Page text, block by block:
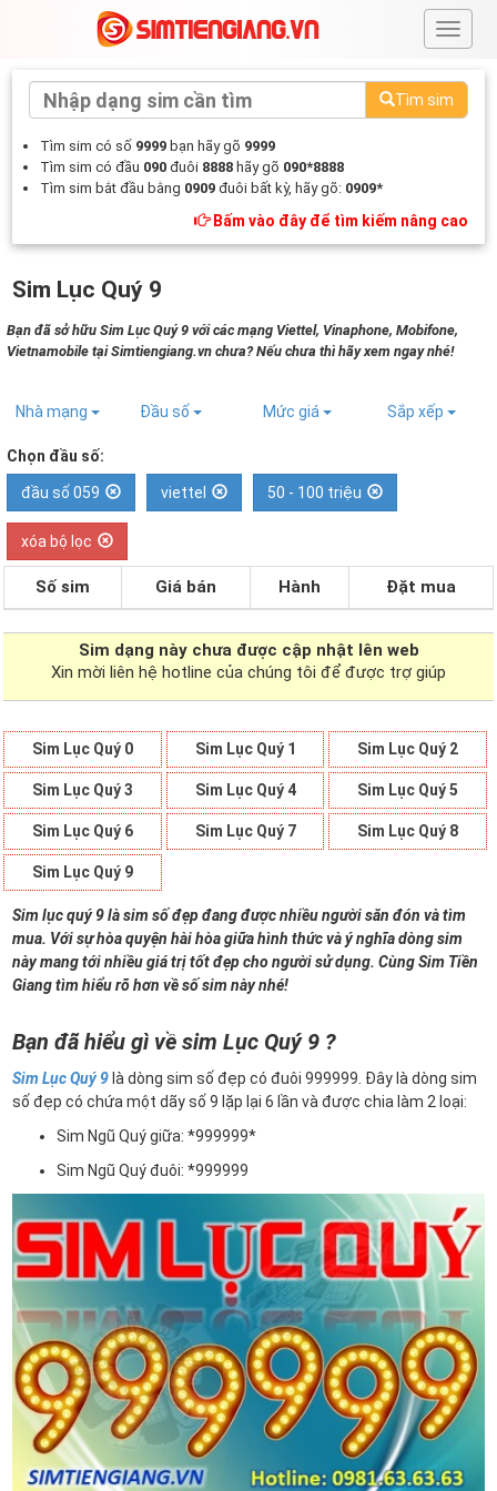
#
Tìm sim
Tìm sim có số 9999 bạn hãy gõ 9999
Tìm sim có đầu 090 đuôi 8888 hãy gõ 090*8888
Tìm sim bắt đầu bằng 0909 đuôi bất kỳ, hãy gõ: 0909*
Bấm vào đây để tìm kiếm nâng cao
Sim Lục Quý 9
Bạn đã sở hữu Sim Lục Quý 9 với các mạng Viettel, Vinaphone, Mobifone,
Vietnamobile tại Simtiengiang.vn chưa? Nếu chưa thì hãy xem ngay nhé!
Nhà mạng Đầu số Mức giá Sắp xếp
Chọn đầu số:
đầu số 059 viettel 50 - 100 triệu
xóa bộ lọc
Số sim Giá bán Hành Đặt mua
Sim dạng này chưa được cập nhật lên web
Xin mời liên hệ hotline của chúng tôi để được trợ giúp
Sim Lục Quý 0 Sim Lục Quý 1 Sim Lục Quý 2
Sim Lục Quý 3 Sim Lục Quý 4 Sim Lục Quý 5
Sim Lục Quý 6 Sim Lục Quý 7 Sim Lục Quý 8
Sim Lục Quý 9
Sim lục quý 9 là sim số đẹp đang được nhiều người săn đón và tìm
mua. Với sự hòa quyện hài hòa giữa hình thức và ý nghĩa dòng sim
này mang tới nhiều giá trị tốt đẹp cho người sử dụng. Cùng Sim Tiền
Giang tìm hiểu rõ hơn về số sim này nhé!
Bạn đã hiểu gì về sim Lục Quý 9 ?
Sim Lục Quý 9 là dòng sim số đẹp có đuôi 999999. Đây là dòng sim
số đẹp có chứa một dãy số 9 lặp lại 6 lần và được chia làm 2 loại:
Sim Ngũ Quý giữa: *999999*
Sim Ngũ Quý đuôi: *999999